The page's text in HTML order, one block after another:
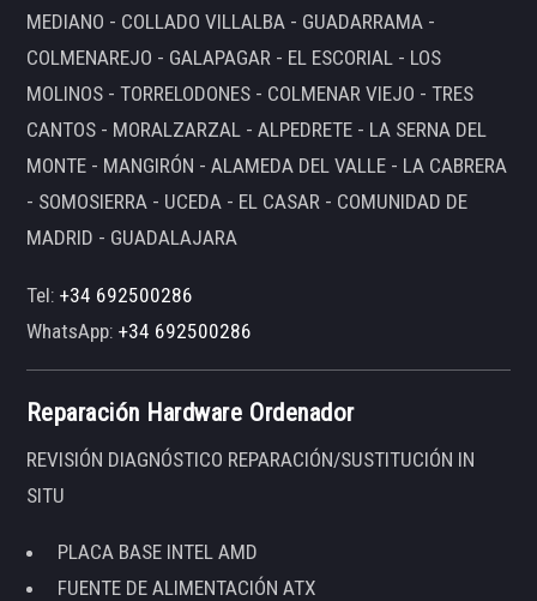
MEDIANO - COLLADO VILLALBA - GUADARRAMA -
COLMENAREJO - GALAPAGAR - EL ESCORIAL - LOS
MOLINOS - TORRELODONES - COLMENAR VIEJO - TRES
CANTOS - MORALZARZAL - ALPEDRETE - LA SERNA DEL
MONTE - MANGIRÓN - ALAMEDA DEL VALLE - LA CABRERA
- SOMOSIERRA - UCEDA - EL CASAR - COMUNIDAD DE
MADRID - GUADALAJARA
Tel:+34 692500286
WhatsApp:+34 692500286
Reparación Hardware Ordenador
REVISIÓN DIAGNÓSTICO REPARACIÓN/SUSTITUCIÓN IN
SITU
PLACA BASE INTEL AMD
FUENTE DE ALIMENTACIÓN ATX